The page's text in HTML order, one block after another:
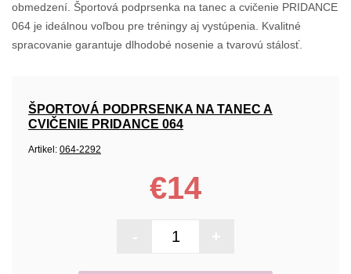
obmedzení. Športová podprsenka na tanec a cvičenie PRIDANCE
064 je ideálnou voľbou pre tréningy aj vystúpenia. Kvalitné
spracovanie garantuje dlhodobé nosenie a tvarovú stálosť.
ŠPORTOVÁ PODPRSENKA NA TANEC A
CVIČENIE PRIDANCE 064
Artikel: 064-2292
€14